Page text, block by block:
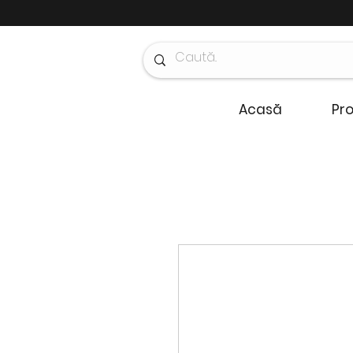
Acasă